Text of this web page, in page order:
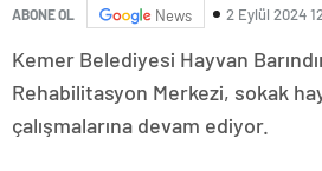
ABONE OL News 2 Eylül 2024
Kemer Belediyesi Hayvan
Rehabilitasyon Merkezi, sokak
çalışmalarına devam ediyor.